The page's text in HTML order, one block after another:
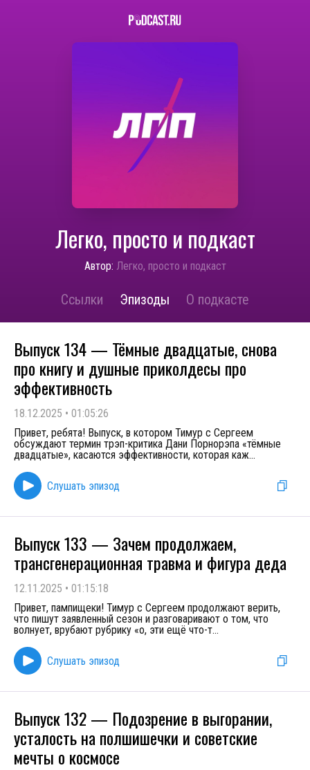
Легко, просто и подкаст
Автор: Легко, просто и подкаст
Ссылки Эпизоды О подкасте
Выпуск 134 — Тёмные двадцатые, снова
про книгу и душные приколдесы про
эффективность
18.12.2025 • 01:05:26
Привет, ребята! Выпуск, в котором Тимур с Сергеем
обсуждают термин трэп-критика Дани Порнорэпа «тёмные
двадцатые», касаются эффективности, которая каж...
Слушать эпизод
Выпуск 133 — Зачем продолжаем,
трансгенерационная травма и фигура деда
12.11.2025 • 01:15:18
Привет, пампищеки! Тимур с Сергеем продолжают верить,
что пишут заявленный сезон и разговаривают о том, что
волнует, врубают рубрику «о, эти ещё что-т...
Слушать эпизод
Выпуск 132 — Подозрение в выгорании,
усталость на полшишечки и советские
мечты о космосе